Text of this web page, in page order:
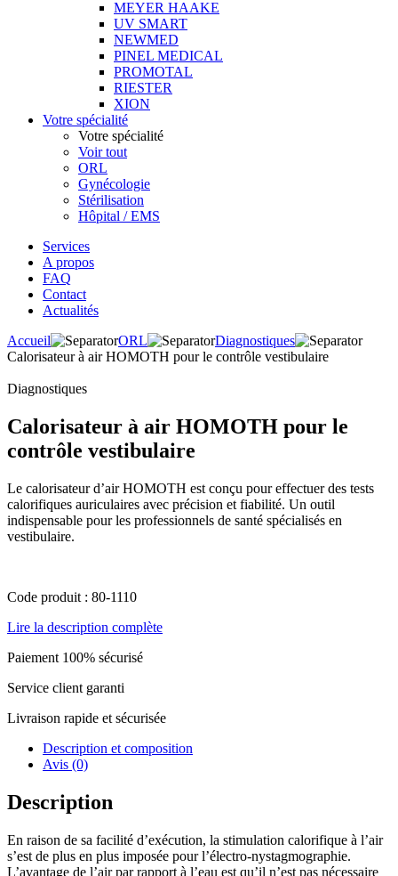
MEYER HAAKE
UV SMART
NEWMED
PINEL MEDICAL
PROMOTAL
RIESTER
XION
Votre spécialité
Votre spécialité
Voir tout
ORL
Gynécologie
Stérilisation
Hôpital / EMS
Services
A propos
FAQ
Contact
Actualités
Accueil
ORL
Diagnostiques
Calorisateur à air HOMOTH pour le contrôle vestibulaire
Diagnostiques
Calorisateur à air HOMOTH pour le
contrôle vestibulaire
Le calorisateur d’air HOMOTH est conçu pour effectuer des tests
calorifiques auriculaires avec précision et fiabilité. Un outil
indispensable pour les professionnels de santé spécialisés en
vestibulaire.
Code produit : 80-1110
Lire la description complète
Paiement 100% sécurisé
Service client garanti
Livraison rapide et sécurisée
Description et composition
Avis (0)
Description
En raison de sa facilité d’exécution, la stimulation calorifique à l’air
s’est de plus en plus imposée pour l’électro-nystagmographie.
L’avantage de l’air par rapport à l’eau est qu’il n’est pas nécessaire